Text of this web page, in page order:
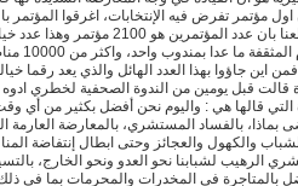
مؤتمر تفرض فيه الإنتخابات، اغرقوا المؤتمر
لكي يسيطروا على تمرير لائحتهم الإنتخابية، حيث طالعنا بان عدد
الوقت الذي لم يسمح ل150 من إطارات وزارة
يعيشون بإسبانيا باكثر من 8 افراد، فمن اين جاؤوا بهذا العدد الهائل والذي يعد
قالت قبل يومين من الندوة الصحفية لخطري ادوه
والكلمة الأخيرة التي قالها هي : واليوم نحن أفضل بكثير من
بالفساد المستشري، بالمعارضة العارمة
والكهول والعجائز وحتى ابطال إنتفاضة
الرهيب لشبابنا نحو العدو ونحو الخارج،
بالمتاجرة في المخدرات والمحرمات بما في